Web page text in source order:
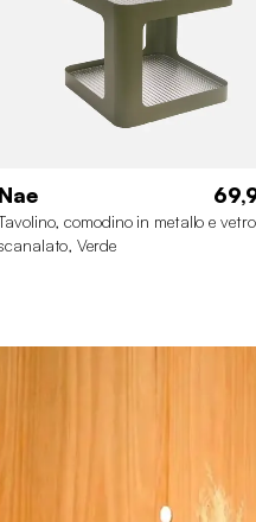
Nae
comodino in metallo e vetro
Verde